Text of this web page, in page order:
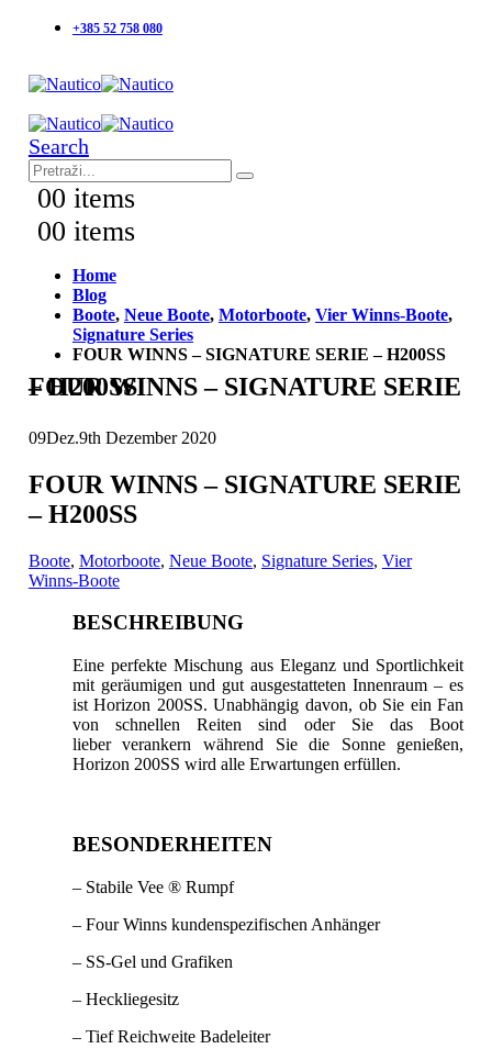
+385 52 758 080
Search
00 items
00 items
Home
Blog
Boote, Neue Boote, Motorboote, Vier Winns-Boote,
Signature Series
FOUR WINNS – SIGNATURE SERIE – H200SS
FOUR WINNS – SIGNATURE SERIE – H200SS
09Dez.9th Dezember 2020
FOUR WINNS – SIGNATURE SERIE
– H200SS
Boote, Motorboote, Neue Boote, Signature Series, Vier
Winns-Boote
BESCHREIBUNG
Eine perfekte Mischung aus Eleganz und Sportlichkeit
mit geräumigen und gut ausgestatteten Innenraum – es
ist Horizon 200SS. Unabhängig davon, ob Sie ein Fan
von schnellen Reiten sind oder Sie das Boot
lieber verankern während Sie die Sonne genießen,
Horizon 200SS wird alle Erwartungen erfüllen.
BESONDERHEITEN
– Stabile Vee ® Rumpf
– Four Winns kundenspezifischen Anhänger
– SS-Gel und Grafiken
– Heckliegesitz
– Tief Reichweite Badeleiter